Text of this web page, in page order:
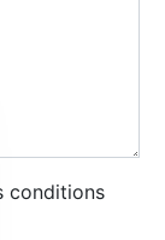
conditions